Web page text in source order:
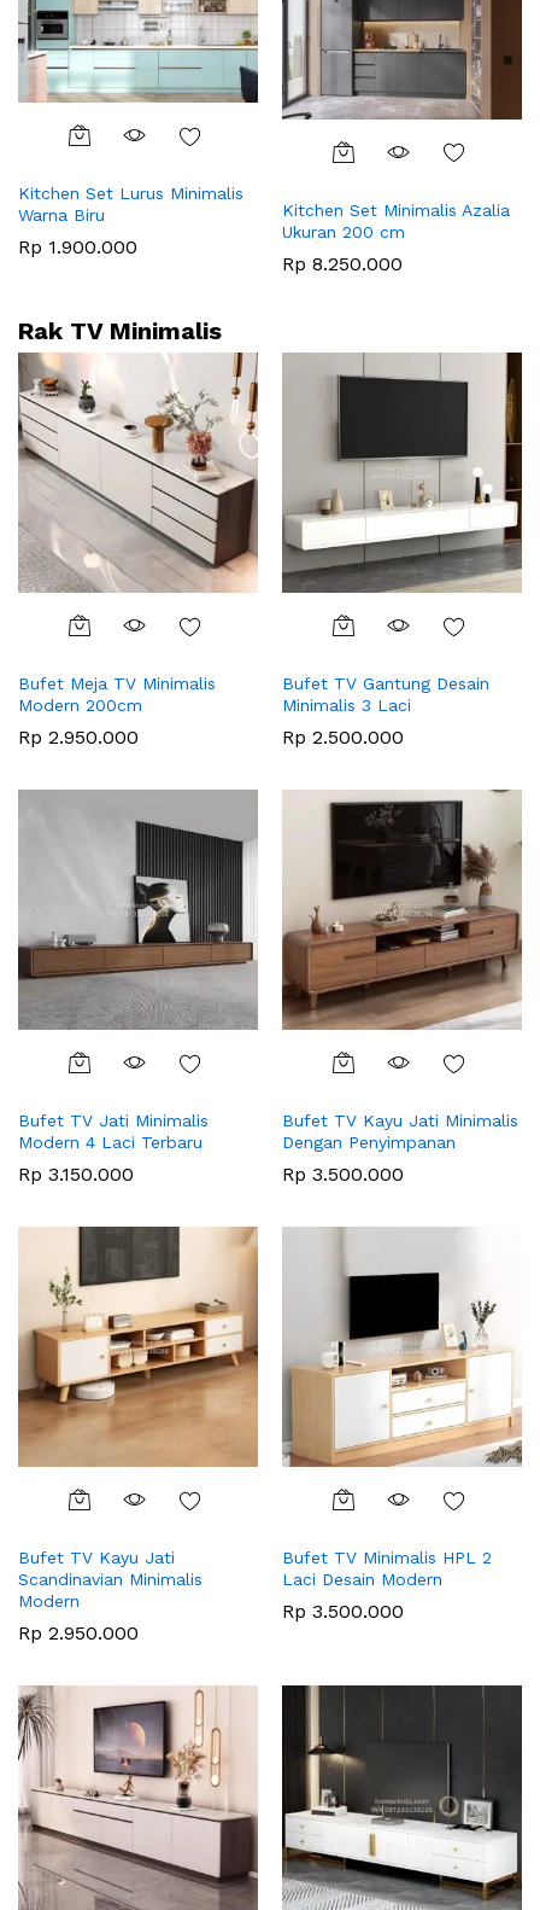
Kitchen Set Lurus Minimalis
Warna Biru
Rp 1.900.000
Kitchen Set Minimalis Azalia
Ukuran 200 cm
Rp 8.250.000
Rak TV Minimalis
Bufet Meja TV Minimalis
Modern 200cm
Rp 2.950.000
Bufet TV Gantung Desain
Minimalis 3 Laci
Rp 2.500.000
Bufet TV Jati Minimalis
Modern 4 Laci Terbaru
Rp 3.150.000
Bufet TV Kayu Jati Minimalis
Dengan Penyimpanan
Rp 3.500.000
Bufet TV Kayu Jati
Scandinavian Minimalis
Modern
Rp 2.950.000
Bufet TV Minimalis HPL 2
Laci Desain Modern
Rp 3.500.000